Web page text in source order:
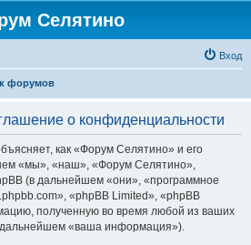
Селятино
Вход
форумов
о конфиденциальности
как «Форум Селятино» и его
«мы», «наш», «Форум Селятино»,
(в дальнейшем «они», «программное
«phpBB Limited», «phpBB
полученную во время любой из ваших
дальнейшем «ваша информация»).